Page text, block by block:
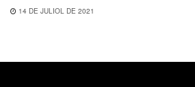
14 DE JULIOL DE 2021